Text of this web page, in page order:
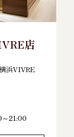
店
浜VIVRE
21:00